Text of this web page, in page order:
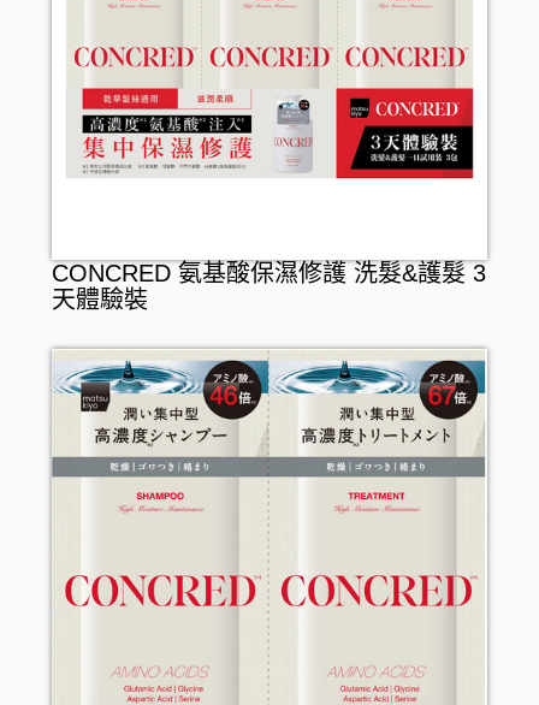
CONCRED 氨基酸保濕修護 洗髮&護髮 3
天體驗裝